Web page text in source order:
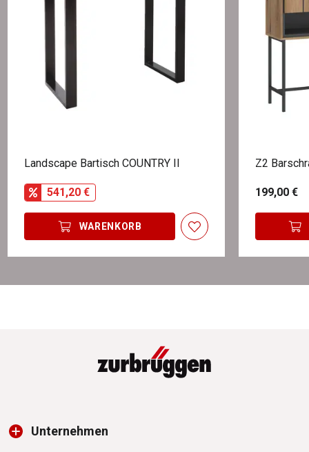
Landscape Bartisch COUNTRY II
541,20 €
WARENKORB
Z2
199,00 €
Unternehmen